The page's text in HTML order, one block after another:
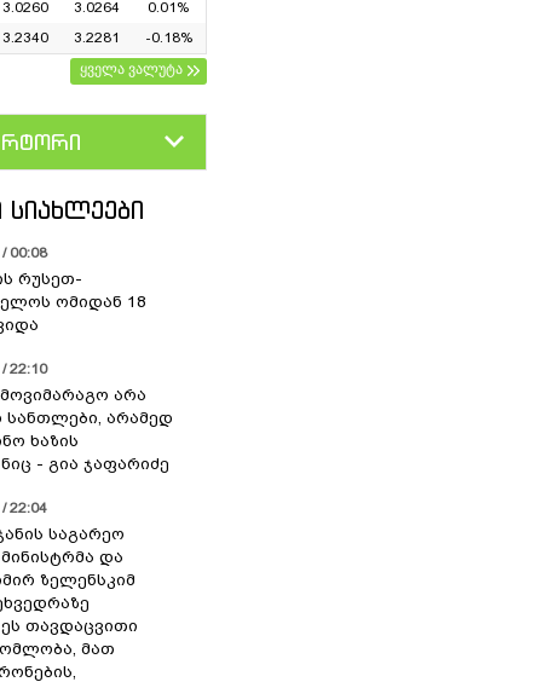
3.0260
3.0264
0.01%
3.2340
3.2281
-0.18%
ყველა ვალუტა
00:08
რუსეთ-
ომიდან 18
22:10
არა
არამედ
ხაზის
- გია ჯაფარიძე
22:04
საგარეო
და
ზელენსკიმ
თავდაცვითი
მათ